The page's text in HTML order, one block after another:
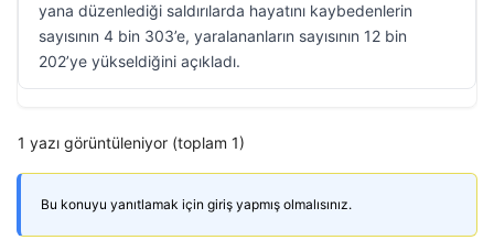
yana düzenlediği saldırılarda hayatını kaybedenlerin
sayısının 4 bin 303’e, yaralananların sayısının 12 bin
202’ye yükseldiğini açıkladı.
1 yazı görüntüleniyor (toplam 1)
Bu konuyu yanıtlamak için giriş yapmış olmalısınız.